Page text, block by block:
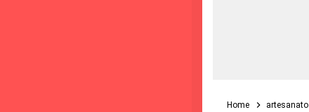
Home artesanato